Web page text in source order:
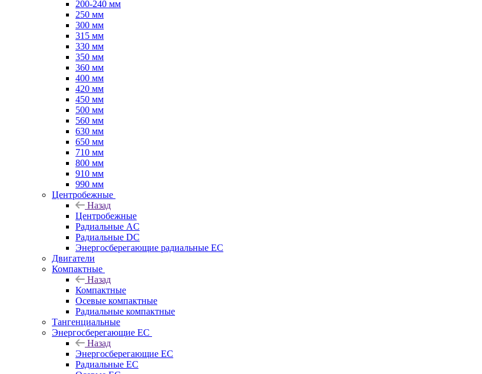
200-240 мм
250 мм
300 мм
315 мм
330 мм
350 мм
360 мм
400 мм
420 мм
450 мм
500 мм
560 мм
630 мм
650 мм
710 мм
800 мм
910 мм
990 мм
Центробежные
Назад
Центробежные
Радиальные AC
Радиальные DC
Энергосберегающие радиальные EC
Двигатели
Компактные
Назад
Компактные
Осевые компактные
Радиальные компактные
Тангенциальные
Энергосберегающие EC
Назад
Энергосберегающие EC
Радиальные EC